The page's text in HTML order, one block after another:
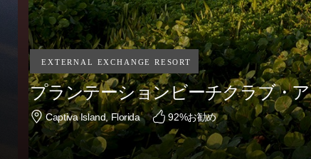
プランテーションビーチクラブ・
Captiva Island, Florida 92%お勧め